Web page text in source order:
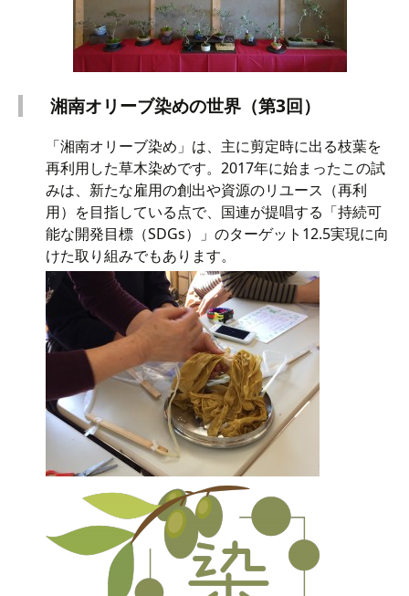
湘南オリーブ染めの世界（第3回）
「湘南オリーブ染め」は、主に剪定時に出る枝葉を
再利用した草木染めです。2017年に始まったこの試
みは、新たな雇用の創出や資源のリユース（再利
用）を目指している点で、国連が提唱する「持続可
能な開発目標（SDGs）」のターゲット12.5実現に向
けた取り組みでもあります。